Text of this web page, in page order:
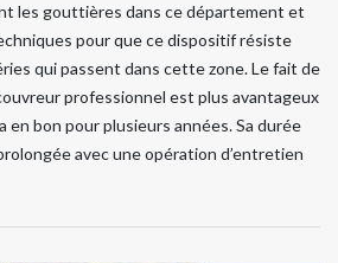
les gouttières dans ce département et
pour que ce dispositif résiste
qui passent dans cette zone. Le fait de
professionnel est plus avantageux
en bon pour plusieurs années. Sa durée
avec une opération d’entretien